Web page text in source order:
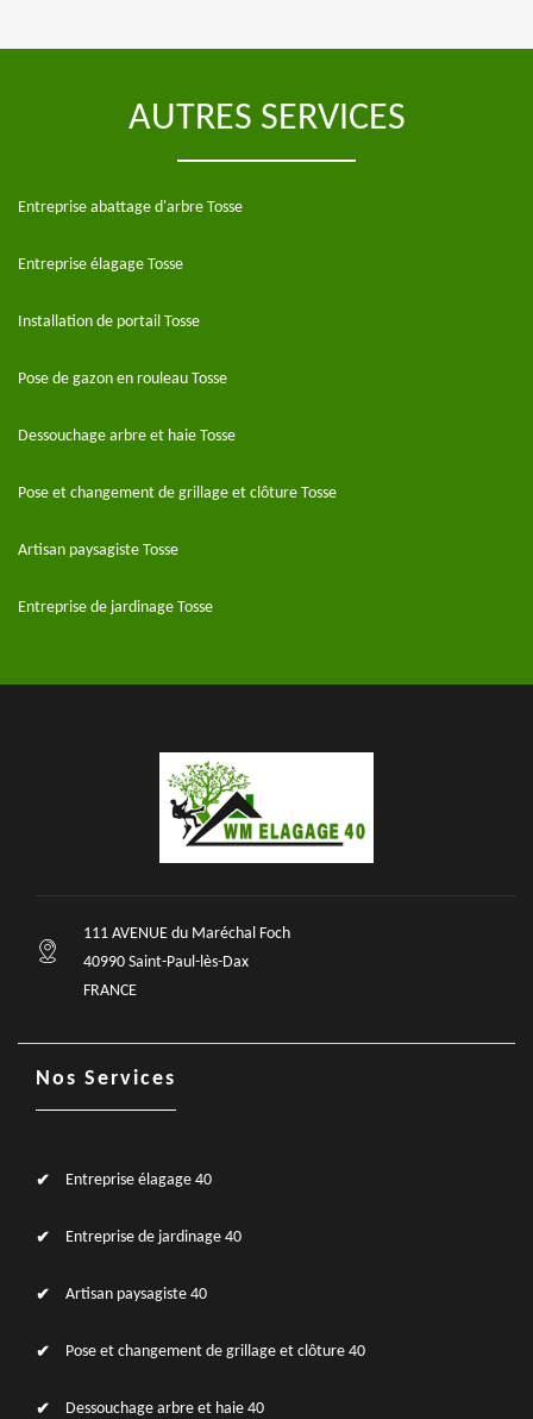
AUTRES SERVICES
Entreprise abattage d'arbre Tosse
Entreprise élagage Tosse
Installation de portail Tosse
Pose de gazon en rouleau Tosse
Dessouchage arbre et haie Tosse
Pose et changement de grillage et clôture Tosse
Artisan paysagiste Tosse
Entreprise de jardinage Tosse
111 AVENUE du Maréchal Foch
40990 Saint-Paul-lès-Dax
FRANCE
Nos Services
Entreprise élagage 40
Entreprise de jardinage 40
Artisan paysagiste 40
Pose et changement de grillage et clôture 40
Dessouchage arbre et haie 40